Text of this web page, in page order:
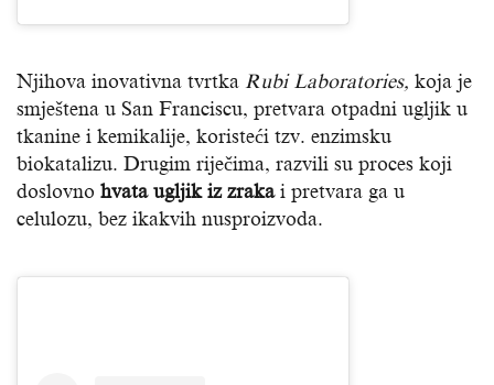
Njihova inovativna tvrtka Rubi Laboratories, koja je
smještena u San Franciscu, pretvara otpadni ugljik u
tkanine i kemikalije, koristeći tzv. enzimsku
biokatalizu. Drugim riječima, razvili su proces koji
doslovno hvata ugljik iz zrakai pretvara ga u
celulozu, bez ikakvih nusproizvoda.